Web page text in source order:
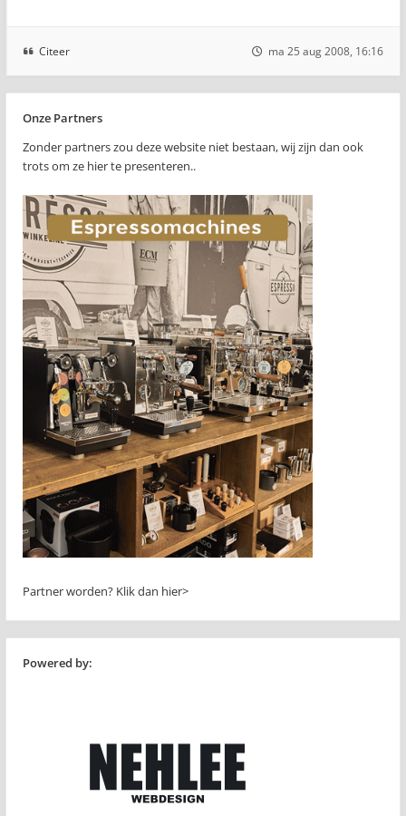
Citeer ma 25 aug 2008, 16:16
Onze Partners
Zonder partners zou deze website niet bestaan, wij zijn dan ook
trots om ze hier te presenteren..
Partner worden? Klik dan hier>
Powered by: